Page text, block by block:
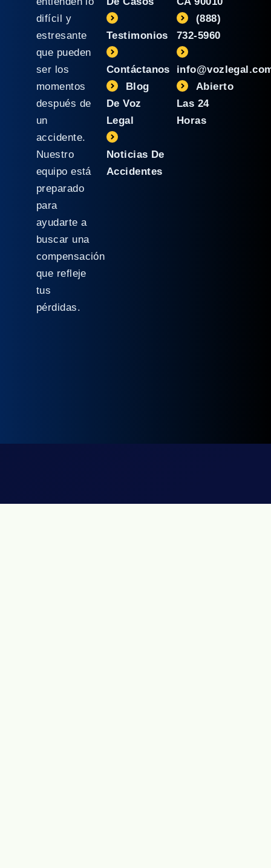
difícil y
estresante
que pueden
ser los
momentos
después de
un
accidente.
Nuestro
equipo está
preparado
para
ayudarte a
buscar una
compensación
que refleje
tus
pérdidas.
Testimonios
Contáctanos
Blog
De Voz
Legal
Noticias De
Accidentes
(888)
732-5960
Abierto
Las 24
Horas